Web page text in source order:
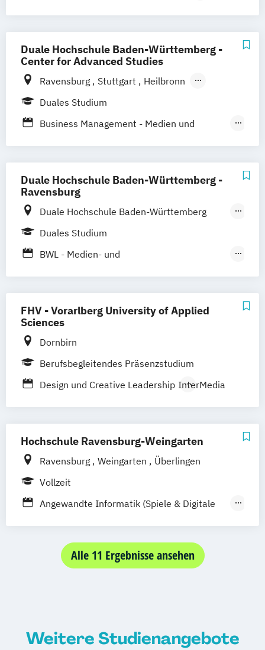
München Bochum Kaiserslautern
Wiesbaden Regenstauf Dresden
Hoyerswerda Magdeburg Ostfildern
Schwentinental / Kiel Stein / Nürnberg
Wuppertal Prichsenstadt
Online-Campus
Duale Hochschule Baden-Württemberg -
Center for Advanced Studies
Ravensburg Stuttgart
Heilbronn
Bad Mergentheim
Mannheim Mosbach
Villingen-Schwenningen Horb am Neckar
Duales Studium
Business Management - Medien und
Duale Hochschule Baden-Württemberg -
Ravensburg
Duale Hochschule Baden-Württemberg
Ravensburg
Ravensburg Campus Friedrichshafen
Duales Studium
BWL - Medien- und
FHV - Vorarlberg University of Applied
Sciences
Dornbirn
Berufsbegleitendes Präsenzstudium
Design und Creative Leadership InterMedia
Hochschule Ravensburg-Weingarten
Ravensburg Weingarten
Überlingen
Vollzeit
Angewandte Informatik (Spiele & Digitale
Alle 11 Ergebnisse ansehen
Weitere Studienangebote